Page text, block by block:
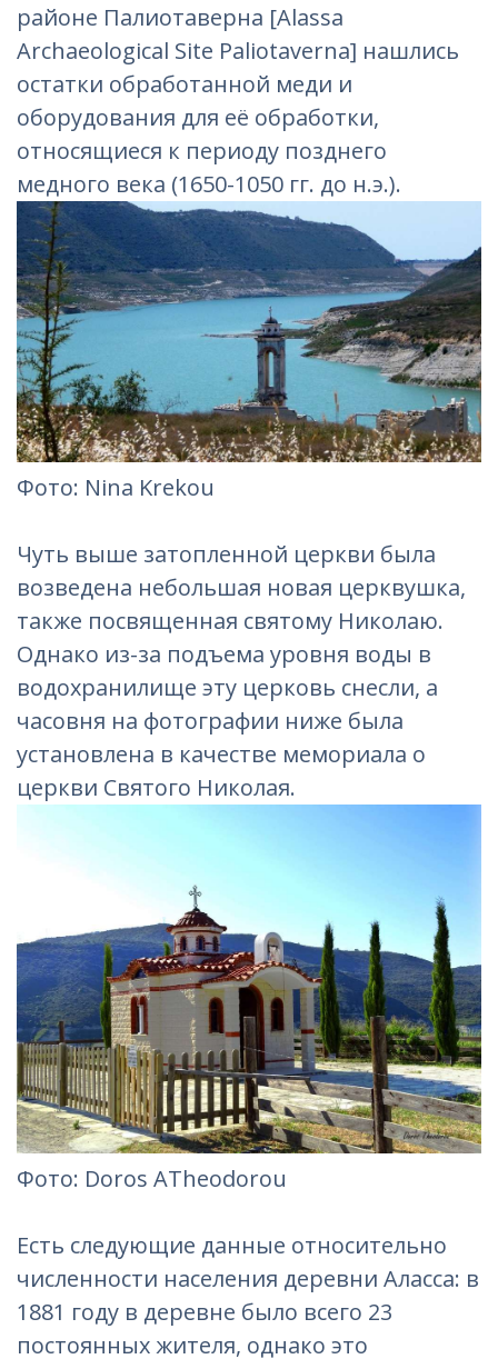
районе Палиотаверна [Alassa
Archaeological Site Paliotaverna] нашлись
остатки обработанной меди и
оборудования для её обработки,
относящиеся к периоду позднего
медного века (1650-1050 гг. до н.э.).
Фотo: Nina Krekou‎
Чуть выше затопленной церкви была
возведена небольшая новая церквушка,
также посвященная святому Николаю.
Однако из-за подъема уровня воды в
водохранилище эту церковь снесли, а
часовня на фотографии ниже была
установлена в качестве мемориала о
церкви Святого Николая.
Фотo: Doros ATheodorou
Есть следующие данные относительно
численности населения деревни Аласса: в
1881 году в деревне было всего 23
постоянных жителя, однако это